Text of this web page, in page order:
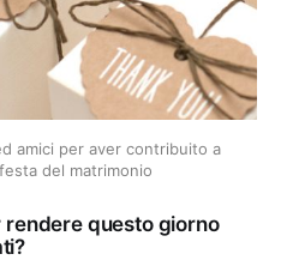
amici per aver contribuito a
del matrimonio
rendere questo giorno